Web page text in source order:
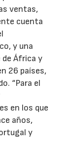
ventas,
cuenta
y una
África y
26 países,
“Para el
en los que
años,
y